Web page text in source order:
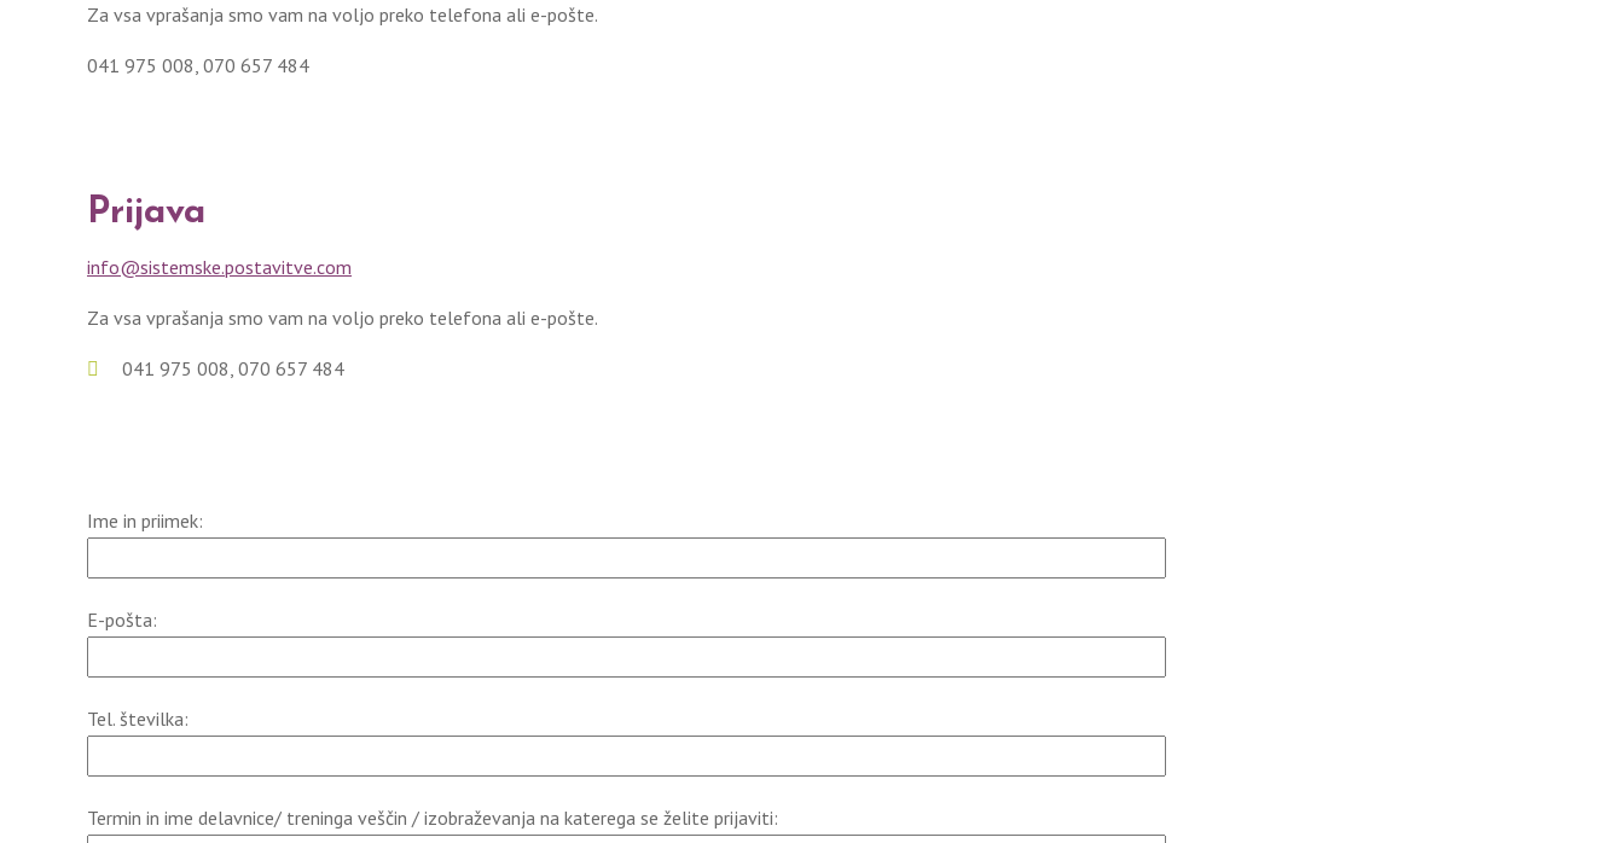
Za vsa vprašanja smo vam na voljo preko telefona ali e-pošte.
041 975 008, 070 657 484
Prijava
info@sistemske.postavitve.com
Za vsa vprašanja smo vam na voljo preko telefona ali e-pošte.
041 975 008, 070 657 484
Ime in priimek:
E-pošta:
Tel. številka:
Termin in ime delavnice/ treninga veščin / izobraževanja na katerega se želite prijaviti: